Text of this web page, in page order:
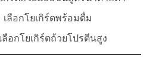
ลือกโยเกิร์ตพร้อมดื่ม
ลือกโยเกิร์ตถ้วยโปรตีนสูง